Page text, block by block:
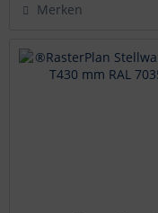
Merken